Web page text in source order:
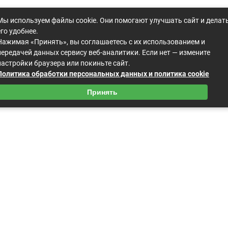
используем файлы cookie. Они помогают улучшать сайт и
удобнее.
«Принять», вы соглашаетесь с их использованием и
данных сервису веб-аналитики. Если нет — измените
браузера или покиньте сайт.
обработки персональных данных и политика cookie
Принять